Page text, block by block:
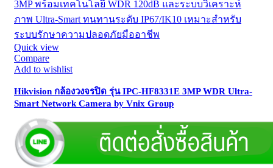
Quick view
Compare
Add to wishlist
Hikvision กล้องวงจรปิด รุ่น IPC-HF8331E 3MP WDR Ultra-
Smart Network Camera by Vnix Group